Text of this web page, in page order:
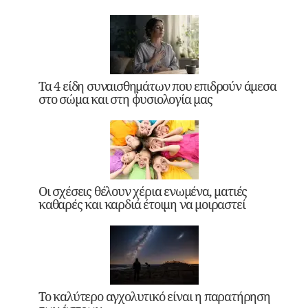
Τα 4 είδη συναισθημάτων που επιδρούν άμεσα
στο σώμα και στη φυσιολογία μας
Οι σχέσεις θέλουν χέρια ενωμένα, ματιές
καθαρές και καρδιά έτοιμη να μοιραστεί
Το καλύτερο αγχολυτικό είναι η παρατήρηση